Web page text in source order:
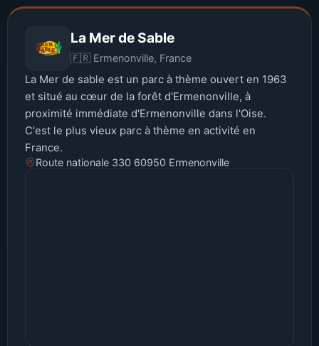
La Mer de Sable
🇫🇷 Ermenonville, France
La Mer de sable est un parc à thème ouvert en 1963
et situé au cœur de la forêt d'Ermenonville, à
proximité immédiate d'Ermenonville dans l'Oise.
C'est le plus vieux parc à thème en activité en
France.
Route nationale 330 60950 Ermenonville